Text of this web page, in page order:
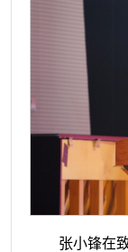
张小锋在